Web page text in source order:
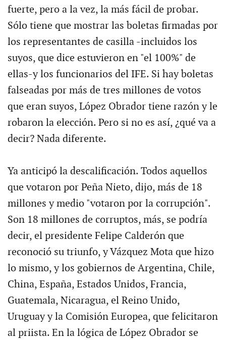
fuerte, pero a la vez, la más fácil de probar.
Sólo tiene que mostrar las boletas firmadas por
los representantes de casilla -incluidos los
suyos, que dice estuvieron en "el 100%" de
ellas-y los funcionarios del IFE. Si hay boletas
falseadas por más de tres millones de votos
que eran suyos, López Obrador tiene razón y le
robaron la elección. Pero si no es así, ¿qué va a
decir? Nada diferente.
Ya anticipó la descalificación. Todos aquellos
que votaron por Peña Nieto, dijo, más de 18
millones y medio "votaron por la corrupción".
Son 18 millones de corruptos, más, se podría
decir, el presidente Felipe Calderón que
reconoció su triunfo, y Vázquez Mota que hizo
lo mismo, y los gobiernos de Argentina, Chile,
China, España, Estados Unidos, Francia,
Guatemala, Nicaragua, el Reino Unido,
Uruguay y la Comisión Europea, que felicitaron
al priista. En la lógica de López Obrador se